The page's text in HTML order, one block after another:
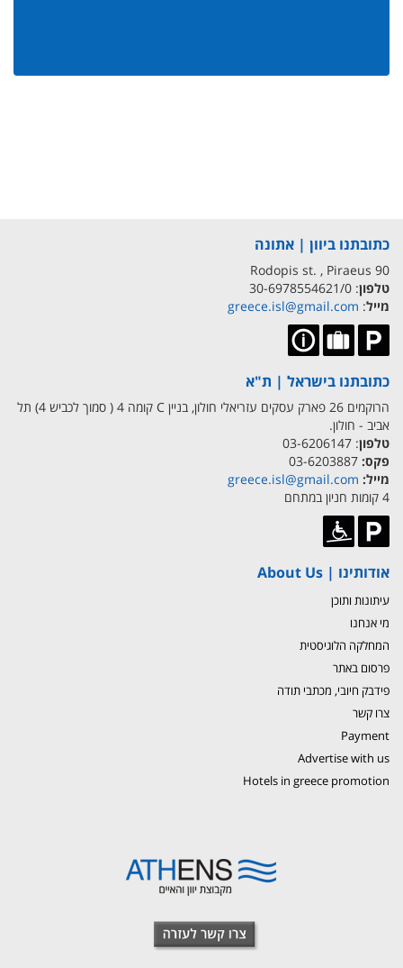
כתובתנו ביוון | אתונה
90 Rodopis st. , Piraeus
טלפון: 30-6978554621/0
מייל:
greece.isl@gmail.com
כתובתנו בישראל | ת"א
הרוקמים 26 פארק עסקים עזריאלי חולון, בניין C קומה 4 ( סמוך לכביש 4) תל
אביב - חולון.
טלפון: 03-6206147
פקס:
מייל: greece.isl@gmail.com
4 קומות חניון במתחם
אודותינו | About Us
עיתונות ותוכן
מי אנחנו
המחלקה הלוגיסטית
פרסום באתר
פידבק חיובי, מכתבי תודה
צרו קשר
Payment
Advertise with us
Hotels in greece promotion